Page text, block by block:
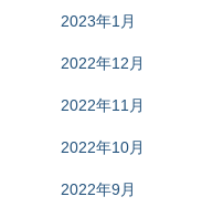
2023年1月
2022年12月
2022年11月
2022年10月
2022年9月